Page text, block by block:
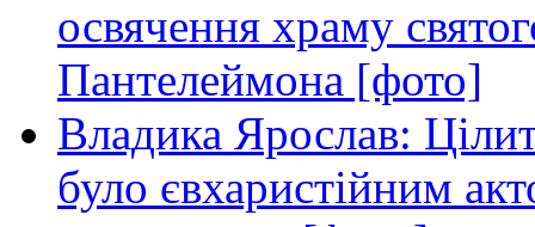
освячення храму
Пантелеймона [фото]
Владика Ярослав:
було євхаристійним